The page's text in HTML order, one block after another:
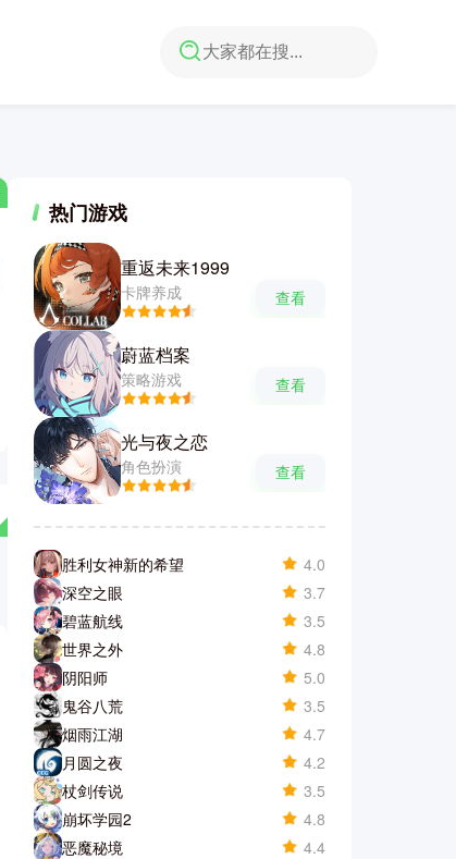
热门游戏
重返未来1999
卡牌养成 查看
蔚蓝档案
策略游戏 查看
光与夜之恋
角色扮演 查看
胜利女神新的希望
4.0
深空之眼
3.7
碧蓝航线
3.5
世界之外
4.8
阴阳师
5.0
鬼谷八荒
3.5
烟雨江湖
4.7
月圆之夜
4.2
杖剑传说
3.5
崩坏学园2
4.8
恶魔秘境
4.4